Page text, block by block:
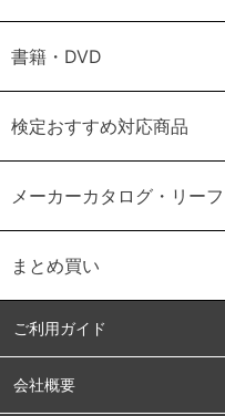
書籍・DVD
検定おすすめ対応商品
メーカーカタログ・リー
まとめ買い
ご利用ガイド
会社概要